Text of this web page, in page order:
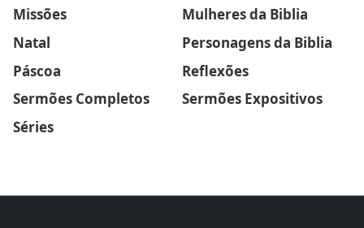
Missões
Mulheres da Biblia
Natal
Personagens da Biblia
Páscoa
Reflexões
Sermões Completos
Sermões Expositivos
Séries